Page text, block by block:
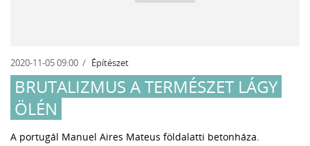
2020-11-05 09:00 Építészet
BRUTALIZMUS A TERMÉSZET LÁGY
ÖLÉN
A portugál Manuel Aires Mateus földalatti betonháza.